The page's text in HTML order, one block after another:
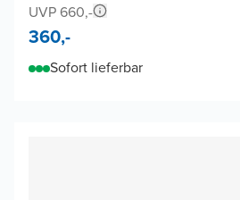
UVP 660,-
360,-
Sofort lieferbar